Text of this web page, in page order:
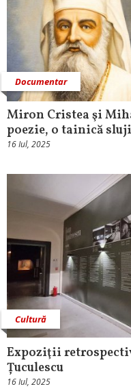
Documentar
Miron Cristea şi
poezie, o tainică
16 Iul, 2025
Cultură
Expoziţii
Țuculescu
16 Iul, 2025